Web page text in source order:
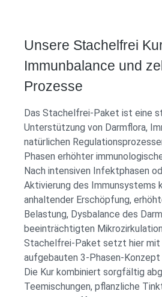
Unsere Stachelfrei
Immunbalance und
Prozesse
Das Stachelfrei-Paket ist eine
Unterstützung von Darmflora,
natürlichen
Phasen erhöhter
Nach intensiven Infektphasen
Aktivierung des Immunsystems
anhaltender Erschöpfung,
Belastung, Dysbalance des
beeinträchtigten
Stachelfrei-Paket setzt hier mit
aufgebauten 3-Phasen-Konzept
Die Kur kombiniert sorgfältig
Teemischungen, pflanzliche